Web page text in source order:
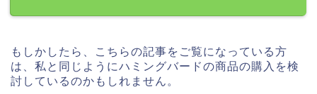
もしかしたら、こちらの記事をご覧になっている方
は、私と同じようにハミングバードの商品の購入を検
討しているのかもしれません。